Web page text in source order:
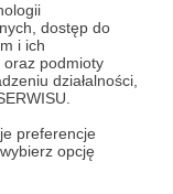
dostęp do
i ich
oraz podmioty
działalności,
preferencje
opcję